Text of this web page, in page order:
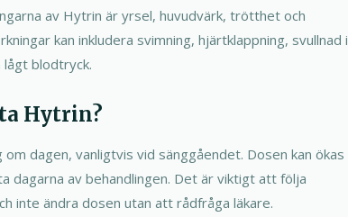
av Hytrin är yrsel, huvudvärk, trötthet och
kan inkludera svimning, hjärtklappning, svullnad i
blodtryck.
Hytrin?
dagen, vanligtvis vid sänggåendet. Dosen kan ökas
dagarna av behandlingen. Det är viktigt att följa
inte ändra dosen utan att rådfråga läkare.